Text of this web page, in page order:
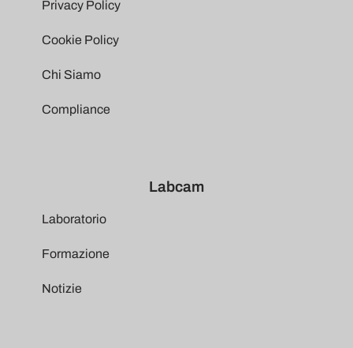
Privacy Policy
Cookie Policy
Chi Siamo
Compliance
Labcam
Laboratorio
Formazione
Notizie